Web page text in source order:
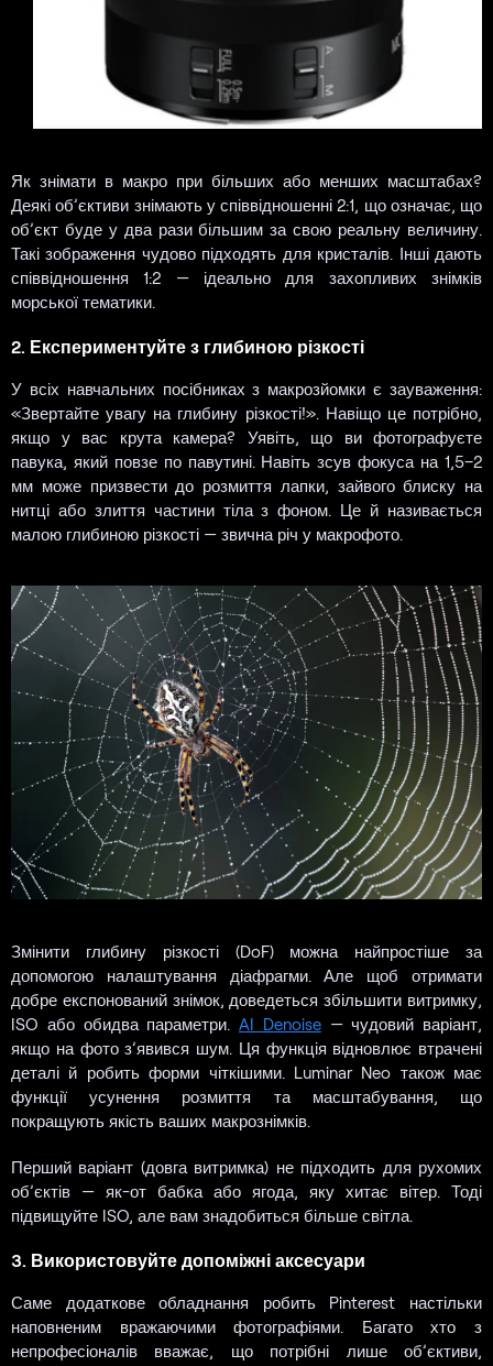
Як знімати в макро при більших або менших масштабах?
Деякі об’єктиви знімають у співвідношенні 2:1, що означає, що
об’єкт буде у два рази більшим за свою реальну величину.
Такі зображення чудово підходять для кристалів. Інші дають
співвідношення 1:2 — ідеально для захопливих знімків
морської тематики.
2. Експериментуйте з глибиною різкості
У всіх навчальних посібниках з макрозйомки є зауваження:
«Звертайте увагу на глибину різкості!». Навіщо це потрібно,
якщо у вас крута камера? Уявіть, що ви фотографуєте
павука, який повзе по павутині. Навіть зсув фокуса на 1,5–2
мм може призвести до розмиття лапки, зайвого блиску на
нитці або злиття частини тіла з фоном. Це й називається
малою глибиною різкості — звична річ у макрофото.
Змінити глибину різкості (DoF) можна найпростіше за
допомогою налаштування діафрагми. Але щоб отримати
добре експонований знімок, доведеться збільшити витримку,
ISO або обидва параметри. AI Denoise— чудовий варіант,
якщо на фото з’явився шум. Ця функція відновлює втрачені
деталі й робить форми чіткішими. Luminar Neo також має
функції усунення розмиття та масштабування, що
покращують якість ваших макрознімків.
Перший варіант (довга витримка) не підходить для рухомих
об’єктів — як-от бабка або ягода, яку хитає вітер. Тоді
підвищуйте ISO, але вам знадобиться більше світла.
3. Використовуйте допоміжні аксесуари
Саме додаткове обладнання робить Pinterest настільки
наповненим вражаючими фотографіями. Багато хто з
непрофесіоналів вважає, що потрібні лише об’єктиви,